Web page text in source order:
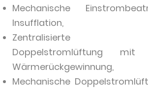
Mechanische
Insufflation,
Zentralisierte
Doppelstromlüftung
Wärmerückgewinnung,
Mechanische